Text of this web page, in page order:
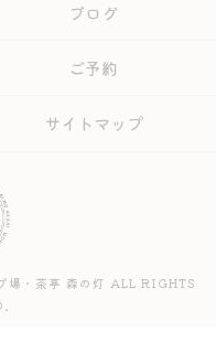
ブログ
ご予約
サイトマップ
場・茶亭 森の灯 ALL RIGHTS